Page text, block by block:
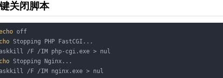
关闭脚本
Stopping PHP FastCGI...
Stopping Nginx...